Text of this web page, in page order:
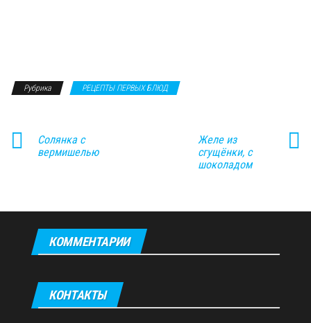
Рубрика РЕЦЕПТЫ ПЕРВЫХ БЛЮД
Солянка с
вермишелью
Желе из
сгущёнки, с
шоколадом
КОММЕНТАРИИ
КОНТАКТЫ